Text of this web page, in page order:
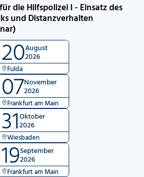
die Hilfspolizei I - Einsatz des
und Distanzverhalten
20August
2026
Fulda
07November
2026
Frankfurt am Main
31Oktober
2026
Wiesbaden
19September
2026
Frankfurt am Main